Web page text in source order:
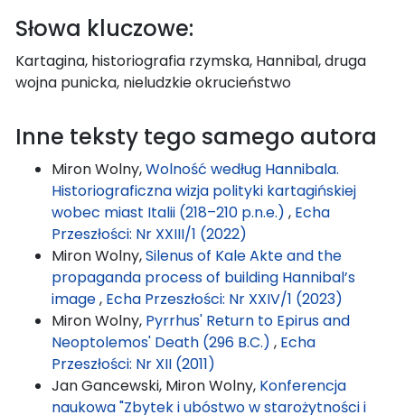
Słowa kluczowe:
Kartagina, historiografia rzymska, Hannibal, druga
wojna punicka, nieludzkie okrucieństwo
Inne teksty tego samego autora
Miron Wolny,Wolność według Hannibala.
Historiograficzna wizja polityki kartagińskiej
wobec miast Italii (218–210 p.n.e.) , Echa
Przeszłości: Nr XXIII/1 (2022)
Miron Wolny,Silenus of Kale Akte and the
propaganda process of building Hannibal’s
image, Echa Przeszłości: Nr XXIV/1 (2023)
Miron Wolny, Pyrrhus' Return to Epirus and
Neoptolemos' Death (296 B.C.) , Echa
Przeszłości: Nr XII (2011)
Jan Gancewski, Miron Wolny, Konferencja
naukowa "Zbytek i ubóstwo w starożytności i